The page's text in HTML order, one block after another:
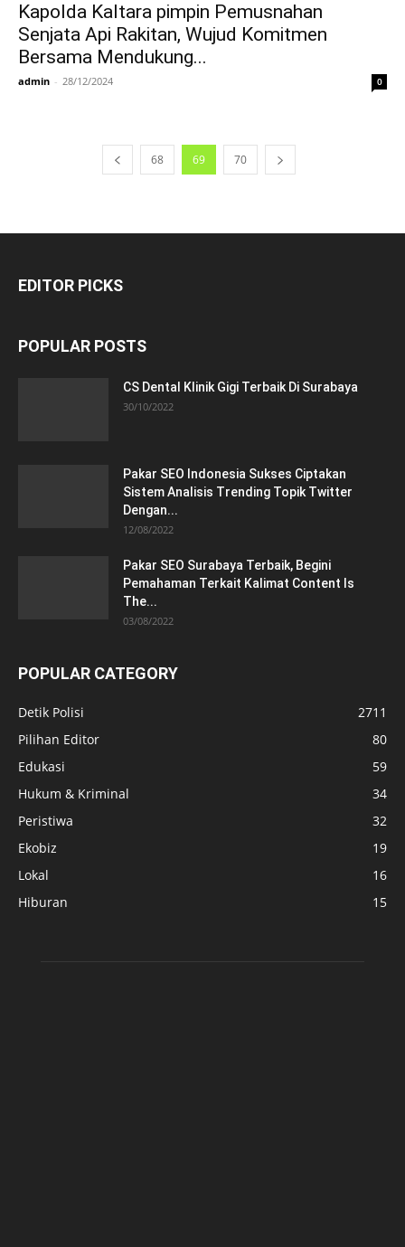
Kapolda Kaltara pimpin Pemusnahan
Senjata Api Rakitan, Wujud Komitmen
Bersama Mendukung...
admin - 28/12/2024 0
68 69 70
EDITOR PICKS
POPULAR POSTS
CS Dental Klinik Gigi Terbaik Di Surabaya
30/10/2022
Pakar SEO Indonesia Sukses Ciptakan
Sistem Analisis Trending Topik Twitter
Dengan...
12/08/2022
Pakar SEO Surabaya Terbaik, Begini
Pemahaman Terkait Kalimat Content Is
The...
03/08/2022
POPULAR CATEGORY
Detik Polisi
2711
Pilihan Editor
80
Edukasi
59
Hukum & Kriminal
34
Peristiwa
32
Ekobiz
19
Lokal
16
Hiburan
15